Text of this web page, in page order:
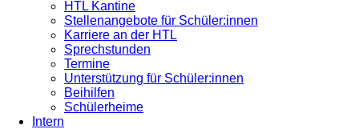
HTL Kantine
Stellenangebote für Schüler:innen
Karriere an der HTL
Sprechstunden
Termine
Unterstützung für Schüler:innen
Beihilfen
Schülerheime
Intern